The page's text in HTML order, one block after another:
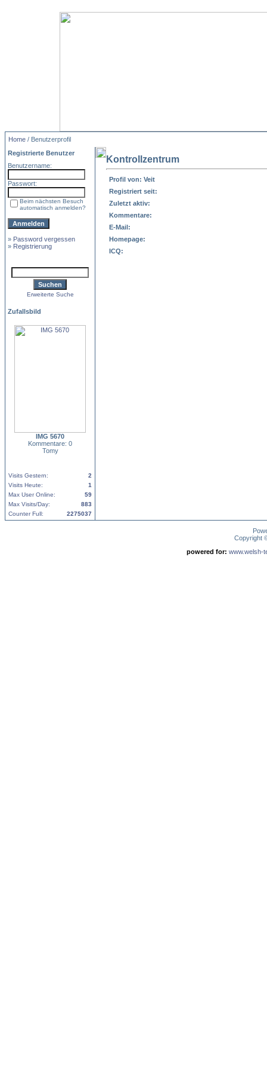
Home / Benutzerprofil
Registrierte Benutzer
Benutzername:
Passwort:
Beim nächsten Besuch
automatisch anmelden?
» Password vergessen
» Registrierung
Erweiterte Suche
Zufallsbild
IMG 5670
Kommentare: 0
Tomy
Visits Gestern:
2
Visits Heute:
1
Max User Online:
59
Max Visits/Day:
883
Counter Full:
2275037
Kontrollzentrum
Profil von: Veit
Registriert seit:
Zuletzt aktiv:
Kommentare:
E-Mail:
Homepage:
ICQ:
Copyright
powered for: www.welsh-